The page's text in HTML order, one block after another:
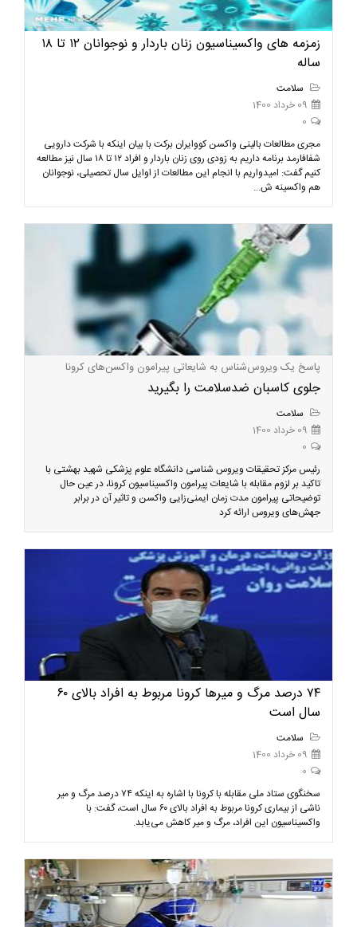
زمزمه های واکسیناسیون زنان باردار و نوجوانان ۱۲ تا ۱۸
ساله
سلامت
09 خرداد 1400
0
مجری مطالعات بالینی واکسن کووایران برکت با بیان اینکه با شرکت دارویی
شفافارمد برنامه داریم به زودی روی زنان باردار و افراد ۱۲ تا ۱۸ سال نیز مطالعه
کنیم گفت: امیدواریم با انجام این مطالعات از اوایل سال تحصیلی، نوجوانان
هم واکسینه ش...
پاسخ یک ویروس‌شناس به شایعاتی پیرامون واکسن‌های کرونا
جلوی کاسبان ضدسلامت را بگیرید
سلامت
09 خرداد 1400
0
رئیس مرکز تحقیقات ویروس شناسی دانشگاه علوم پزشکی شهید بهشتی با
تاکید بر لزوم مقابله با شایعات پیرامون واکسیناسیون کرونا، در عین حال
توضیحاتی پیرامون مدت زمان ایمنی‌زایی واکسن و تاثیر آن در برابر
جهش‌های ویروس ارائه کرد
۷۴ درصد مرگ و میرها کرونا مربوط به افراد بالای ۶۰
سال است
سلامت
09 خرداد 1400
0
سخنگوی ستاد ملی مقابله با کرونا با اشاره به اینکه ۷۴ درصد مرگ و میر
ناشی از بیماری کرونا مربوط به افراد بالای ۶۰ سال است، گفت: با
واکسیناسیون این افراد، مرگ و میر کاهش می‌یابد.